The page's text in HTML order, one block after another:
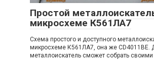
Простой
микросхеме К561ЛА7
Схема простого и доступного
микросхеме К561ЛА7, она же CD4011BE.
металлоискатель сможет собрать своими